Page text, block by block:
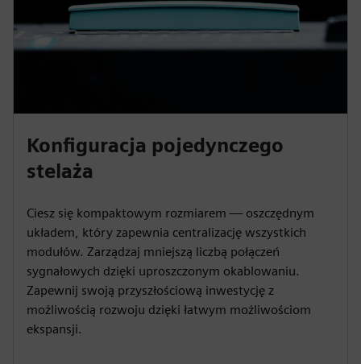
Konfiguracja pojedynczego
stelaża
Ciesz się kompaktowym rozmiarem — oszczędnym
układem, który zapewnia centralizację wszystkich
modułów. Zarządzaj mniejszą liczbą połączeń
sygnałowych dzięki uproszczonym okablowaniu.
Zapewnij swoją przyszłościową inwestycję z
możliwością rozwoju dzięki łatwym możliwościom
ekspansji.